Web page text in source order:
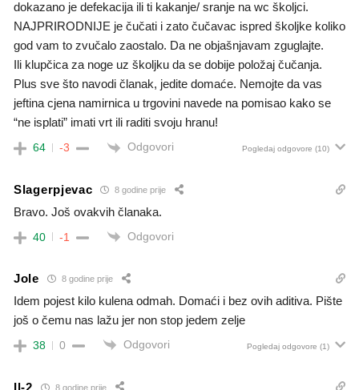
dokazano je defekacija ili ti kakanje/ sranje na wc školjci.
NAJPRIRODNIJE je čučati i zato čučavac ispred školjke koliko
god vam to zvučalo zaostalo. Da ne objašnjavam zguglajte.
Ili klupčica za noge uz školjku da se dobije položaj čučanja.
Plus sve što navodi članak, jedite domaće. Nemojte da vas
jeftina cjena namirnica u trgovini navede na pomisao kako se
“ne isplati” imati vrt ili raditi svoju hranu!
64 -3 Odgovori Pogledaj odgovore (10)
Slagerpjevac 8 godine prije
Bravo. Još ovakvih članaka.
40 -1 Odgovori
Jole 8 godine prije
Idem pojest kilo kulena odmah. Domaći i bez ovih aditiva. Pište
još o čemu nas lažu jer non stop jedem zelje
38 0 Odgovori Pogledaj odgovore (1)
Il-2 8 godine prije